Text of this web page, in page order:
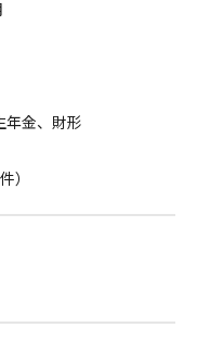
年金、財形
）